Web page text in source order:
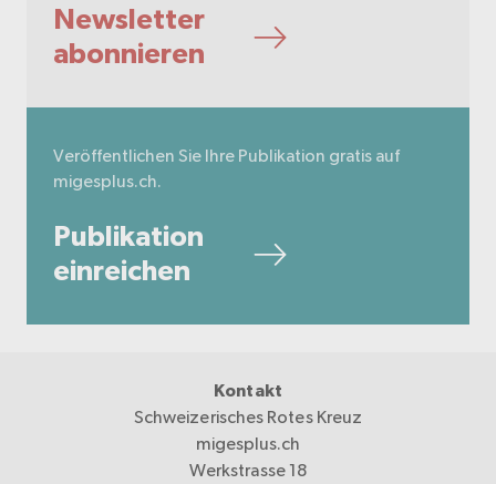
Newsletter
abonnieren
Veröffentlichen Sie Ihre Publikation gratis auf
migesplus.ch.
Publikation
einreichen
Kontakt
Schweizerisches Rotes Kreuz
migesplus.ch
Werkstrasse 18